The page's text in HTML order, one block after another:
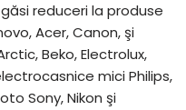
reduceri la produse
Acer, Canon, şi
Beko, Electrolux,
mici Philips,
Sony, Nikon şi